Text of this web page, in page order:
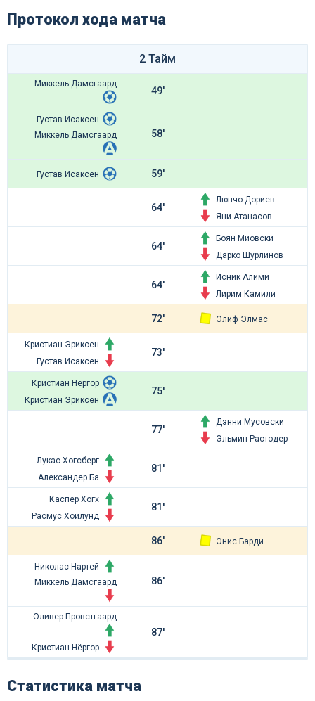
Протокол хода матча
2 Тайм
Миккель Дамсгаард
49'
Густав Исаксен
Миккель Дамсгаард
58'
Густав Исаксен 59'
64'
Люпчо Дориев
Яни Атанасов
64'
Боян Миовски
Дарко Шурлинов
64'
Исник Алими
Лирим Камили
72' Элиф Элмас
Кристиан Эриксен
Густав Исаксен
73'
Кристиан Нёргор
Кристиан Эриксен
75'
77'
Дэнни Мусовски
Эльмин Растодер
Лукас Хогсберг
Александер Ба
81'
Каспер Хогх
Расмус Хойлунд
81'
86' Энис Барди
Николас Нартей
Миккель Дамсгаард
86'
Оливер Провстгаард
Кристиан Нёргор
87'
Статистика матча